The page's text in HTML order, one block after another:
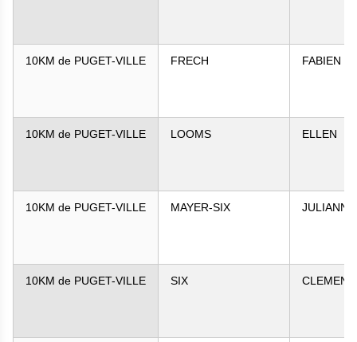
10KM de PUGET-VILLE FRECH FABIEN
10KM de PUGET-VILLE LOOMS ELLEN
10KM de PUGET-VILLE MAYER-SIX JULIANNE
10KM de PUGET-VILLE SIX CLEMENT